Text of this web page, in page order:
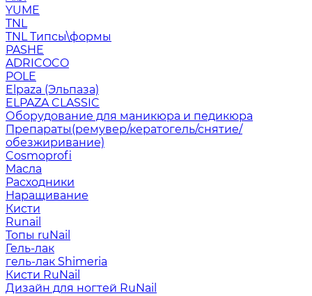
YUME
TNL
TNL Типсы\формы
PASHE
ADRICOCO
POLE
Elpaza (Эльпаза)
ELPAZA CLASSIC
Оборудование для маникюра и педикюра
Препараты(ремувер/кератогель/снятие/
обезжиривание)
Cosmoprofi
Масла
Расходники
Наращивание
Кисти
Runail
Топы ruNail
Гель-лак
гель-лак Shimeria
Кисти RuNail
Дизайн для ногтей RuNail